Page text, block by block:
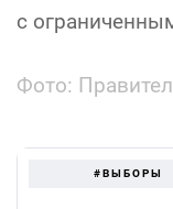
с
Фото:
#ВЫБОРЫ